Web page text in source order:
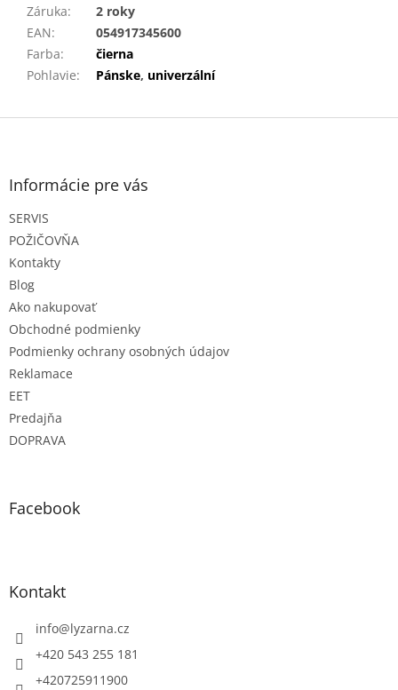
Záruka:
2 roky
EAN:
054917345600
Farba:
čierna
Pohlavie: Pánske, univerzální
Z
Informácie pre vás
SERVIS
POŽIČOVŇA
Kontakty
Blog
Ako nakupovať
Obchodné podmienky
Podmienky ochrany osobných údajov
Reklamace
EET
Predajňa
DOPRAVA
Facebook
Kontakt
info@lyzarna.cz
+420 543 255 181
+420725911900